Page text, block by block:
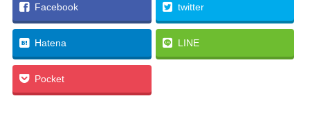
Facebook twitter
Hatena LINE
Pocket